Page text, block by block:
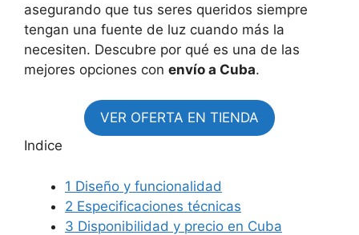
asegurando que tus seres queridos siempre
tengan una fuente de luz cuando más la
necesiten. Descubre por qué es una de las
mejores opciones con envío a Cuba.
VER OFERTA EN TIENDA
Indice
1 Diseño y funcionalidad
2 Especificaciones técnicas
3 Disponibilidad y precio en Cuba